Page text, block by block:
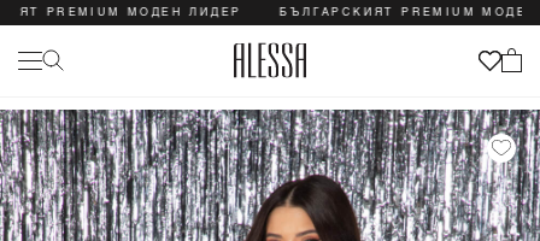
PREMIUM МОДЕН ЛИДЕР БЪЛГАРСКИЯТ PREMIUM МОДЕН